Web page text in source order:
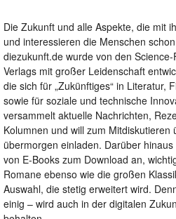
Die Zukunft und alle Aspekte, die mit
und interessieren die Menschen
diezukunft.de wurde von den
Verlags mit großer Leidenschaft
die sich für „Zukünftiges“ in Literatur,
sowie für soziale und technische
versammelt aktuelle Nachrichten,
Kolumnen und will zum
übermorgen einladen. Darüber
von E-Books zum Download an,
Romane ebenso wie die großen
Auswahl, die stetig erweitert wird.
einig – wird auch in der digitalen